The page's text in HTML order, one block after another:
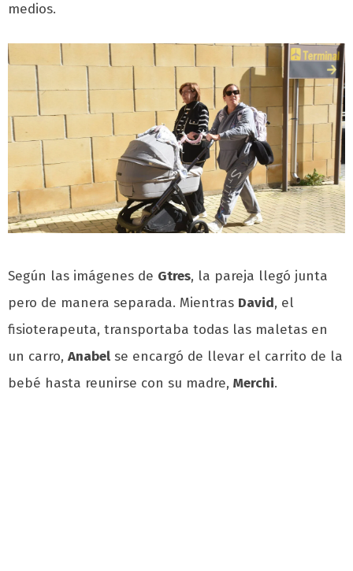
medios.
Según las imágenes de Gtres, la pareja llegó junta
pero de manera separada. Mientras David, el
fisioterapeuta, transportaba todas las maletas en
un carro, Anabel se encargó de llevar el carrito de la
bebé hasta reunirse con su madre, Merchi.